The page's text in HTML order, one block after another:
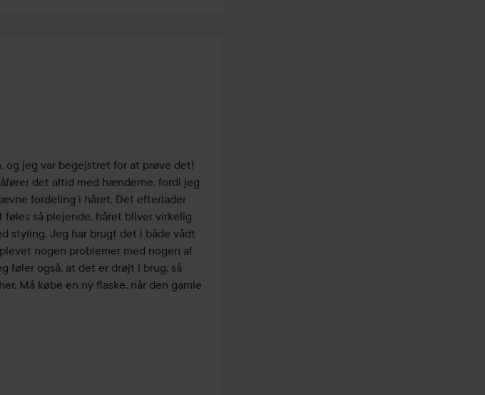
4 uger
og jeg var begejstret for at prøve det!
det altid med hænderne, fordi jeg
fordeling i håret. Det efterlader
så plejende, håret bliver virkelig
styling. Jeg har brugt det i både vådt
nogen problemer med nogen af
føler også, at det er drøjt i brug, så
Må købe en ny flaske, når den gamle